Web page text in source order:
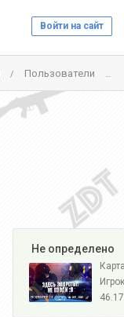
Войти на сайт
/ Пользователи
️ Не определено